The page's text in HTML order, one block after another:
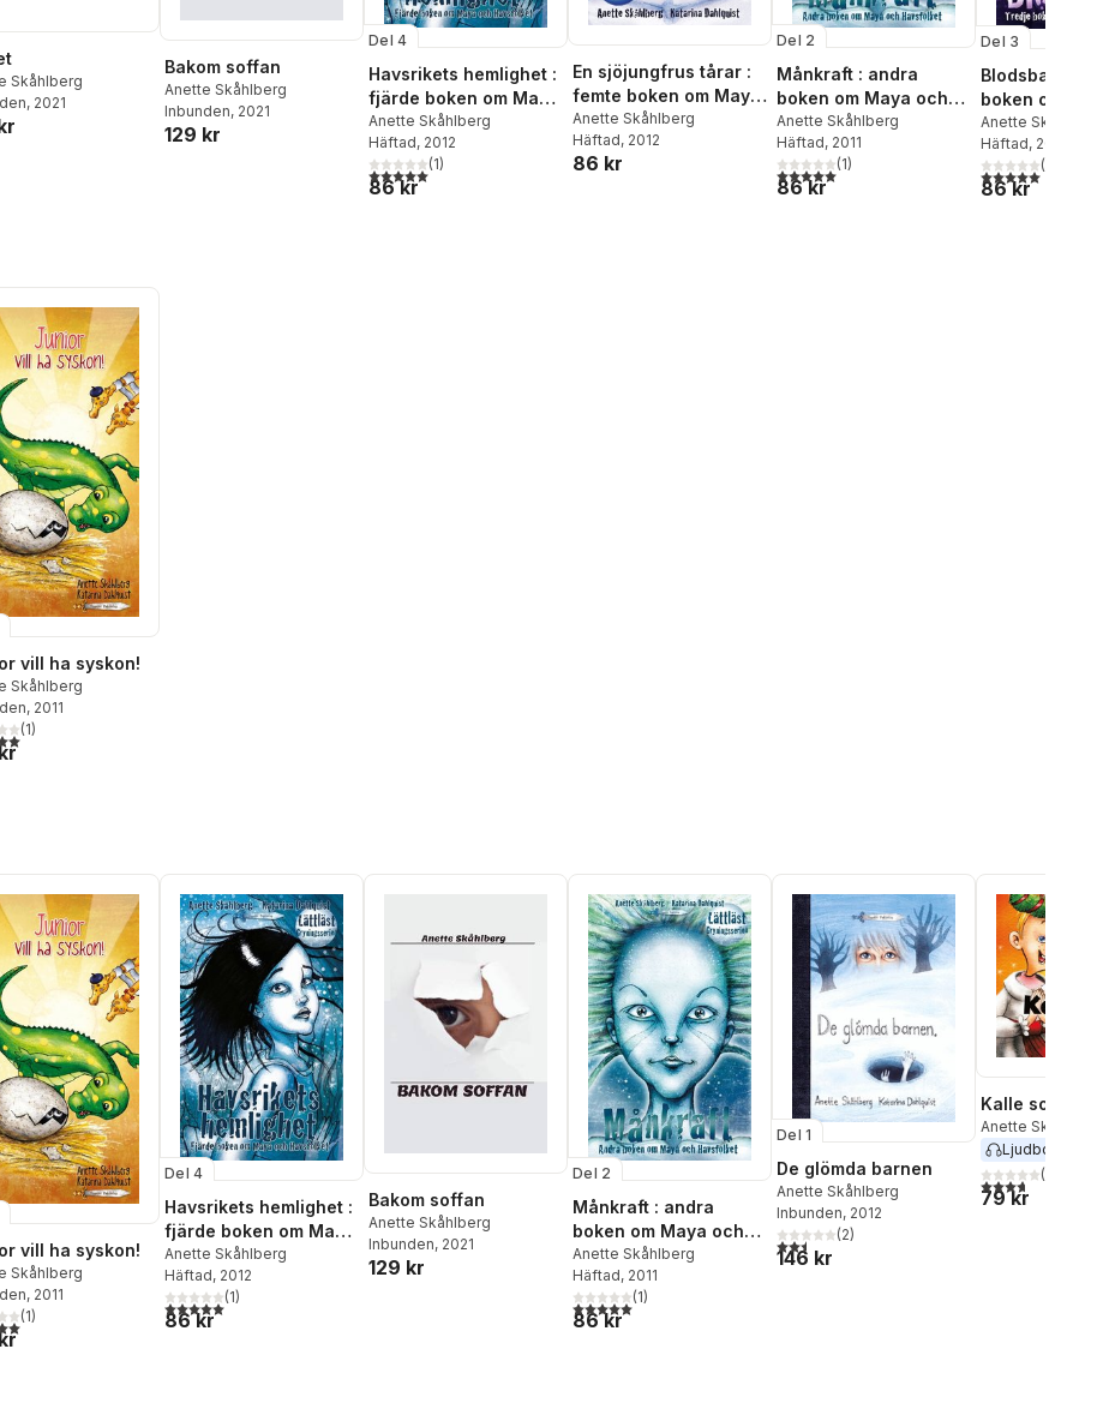
Skåhlberg
, 2021
Bakom soffan
Anette Skåhlberg
Inbunden, 2021
129 kr
Del 4
Havsrikets hemlighet :
fjärde boken om Maya
och Havsfolket
Anette Skåhlberg
Häftad, 2012
5,0utav 5 stjärnor. Totalt antal röster:
(1)
86 kr
En sjöjungfrus tårar :
femte boken om Maya
och Havsfolket
Anette Skåhlberg
Häftad, 2012
86 kr
Del 2
Månkraft : andra
boken om Maya och
Havsfolket
Anette Skåhlberg
Häftad, 2011
5,0utav 5 stjärnor. Totalt antal röster:
(1)
86 kr
Del 3
Blodsband:
boken om
Havsfolket
Anette Skåhlberg
Häftad, 2012
5,0utav 5(
86 kr
vill ha syskon!
Skåhlberg
, 2011
5 stjärnor. Totalt antal röster:
(1)
vill ha syskon!
Skåhlberg
, 2011
5 stjärnor. Totalt antal röster:
(1)
Del 4
Havsrikets hemlighet :
fjärde boken om Maya
och Havsfolket
Anette Skåhlberg
Häftad, 2012
5,0utav 5 stjärnor. Totalt antal röster:
(1)
86 kr
Bakom soffan
Anette Skåhlberg
Inbunden, 2021
129 kr
Del 2
Månkraft : andra
boken om Maya och
Havsfolket
Anette Skåhlberg
Häftad, 2011
5,0utav 5 stjärnor. Totalt antal röster:
(1)
86 kr
Del 1
De glömda barnen
Anette Skåhlberg
Inbunden, 2012
2,5utav 5 stjärnor. Totalt antal röster:
(2)
146 kr
Kalle som
Anette Skåhlberg
Ljudbok
3,7utav 5(
79 kr